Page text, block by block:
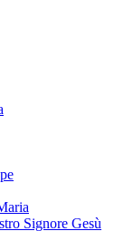
Signore Gesù